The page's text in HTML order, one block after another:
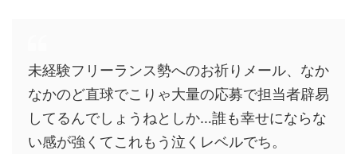
未経験フリーランス勢へのお祈りメール、なか
なかのど直球でこりゃ大量の応募で担当者辟易
してるんでしょうねとしか…誰も幸せにならな
い感が強くてこれもう泣くレベルでち。